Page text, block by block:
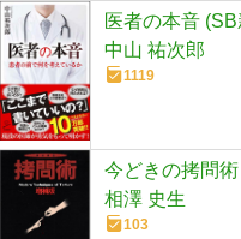
医者の本音
中山 祐次郎
1119
今どきの拷問術
相澤 史生
103